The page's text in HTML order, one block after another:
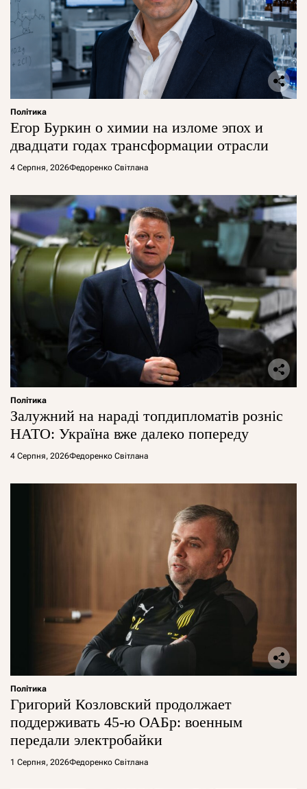
Політика
Егор Буркин о химии на изломе эпох и
двадцати годах трансформации отрасли
4 Серпня, 2026Федоренко Світлана
Політика
Залужний на нараді топдипломатів розніс
НАТО: Україна вже далеко попереду
4 Серпня, 2026Федоренко Світлана
Політика
Григорий Козловский продолжает
поддерживать 45-ю ОАБр: военным
передали электробайки
1 Серпня, 2026Федоренко Світлана